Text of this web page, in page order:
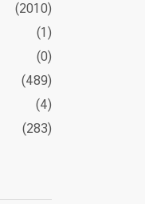
(2010)
(1)
(0)
(489)
(4)
(283)